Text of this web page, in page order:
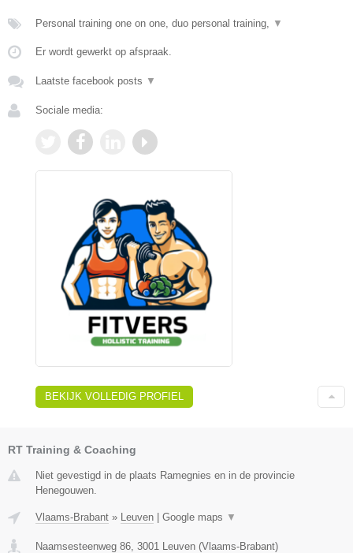
Personal training one on one, duo personal training, ▼
Er wordt gewerkt op afspraak.
Laatste facebook posts ▼
Sociale media:
BEKIJK VOLLEDIG PROFIEL
RT Training & Coaching
Niet gevestigd in de plaats Ramegnies en in de provincie
Henegouwen.
Vlaams-Brabant » Leuven | Google maps ▼
Naamsesteenweg 86 3001 Leuven (Vlaams-Brabant)